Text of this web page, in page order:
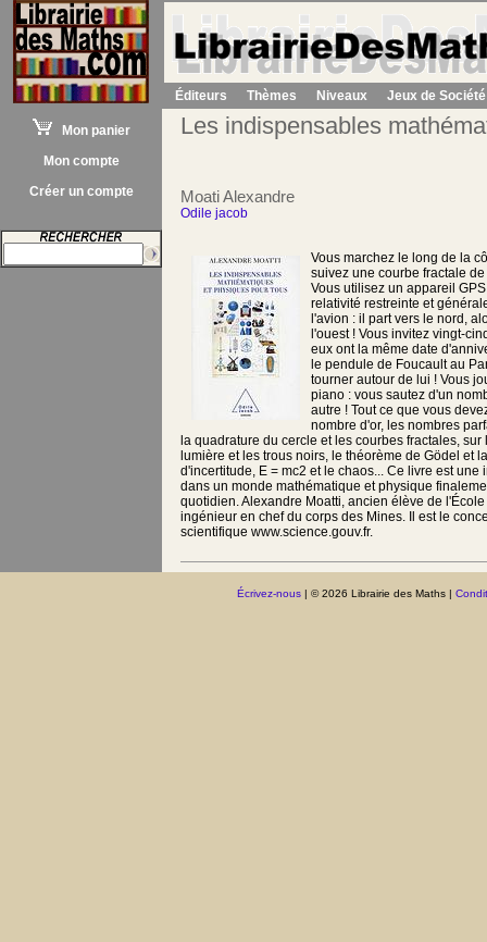
Mon panier
Mon compte
Créer un compte
Éditeurs Thèmes Niveaux Jeux de Société
Les indispensables
Moati Alexandre
Odile jacob
Vous marchez le long de la
suivez une courbe fractale
Vous utilisez un appareil
relativité restreinte et
l'avion : il part vers le nord,
l'ouest ! Vous invitez vingt-
eux ont la même date
le pendule de Foucault au
tourner autour de lui ! Vous
piano : vous sautez d'un
autre ! Tout ce que vous
nombre d'or, les nombres
la quadrature du cercle et les courbes fractales, sur
lumière et les trous noirs, le théorème de Gödel et
d'incertitude, E = mc2 et le chaos... Ce livre est une
dans un monde mathématique et physique
quotidien. Alexandre Moatti, ancien élève de
ingénieur en chef du corps des Mines. Il est le
scientifique www.science.gouv.fr.
Écrivez-nous| © 2026 Librairie des Maths |